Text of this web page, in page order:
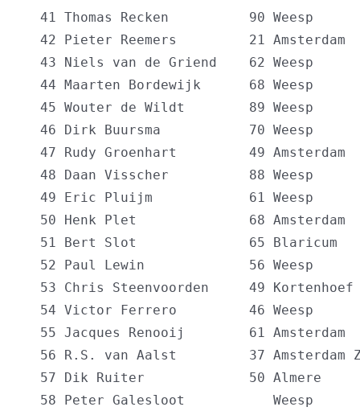
41 Thomas Recken          90 Weesp
42 Pieter Reemers         21 Amsterdam
43 Niels van de Griend    62 Weesp
44 Maarten Bordewijk      68 Weesp
45 Wouter de Wildt        89 Weesp
46 Dirk Buursma           70 Weesp
47 Rudy Groenhart         49 Amsterdam
48 Daan Visscher          88 Weesp
49 Eric Pluijm            61 Weesp
50 Henk Plet              68 Amsterdam
51 Bert Slot              65 Blaricum
52 Paul Lewin             56 Weesp
53 Chris Steenvoorden     49 Kortenhoef
54 Victor Ferrero         46 Weesp
55 Jacques Renooij        61 Amsterdam
56 R.S. van Aalst         37 Amsterdam
57 Dik Ruiter             50 Almere
58 Peter Galesloot           Weesp